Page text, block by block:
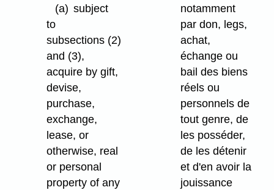
(a) subject
to
subsections (2)
and (3),
acquire by gift,
devise,
purchase,
exchange,
lease, or
otherwise, real
or personal
property of any
notamment
par don, legs,
achat,
échange ou
bail des biens
réels ou
personnels de
tout genre, de
les posséder,
de les détenir
et d'en avoir la
jouissance